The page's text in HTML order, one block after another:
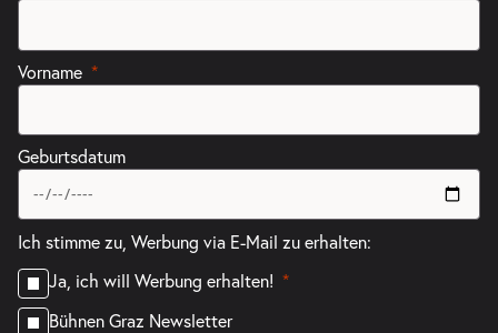
Vorname
Geburtsdatum
Ich stimme zu, Werbung via E-Mail zu erhalten:
Ja, ich will Werbung erhalten!
Bühnen Graz Newsletter